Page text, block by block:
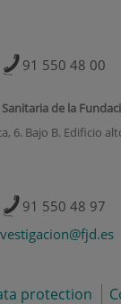
91 550 48 00
de la
6. Bajo B. Edificio
91 550 48 97
protection